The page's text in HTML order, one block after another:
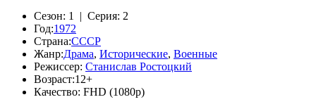
Сезон: 1 | Серия: 2
Год:1972
Страна:СССР
Жанр:Драма, Исторические, Военные
Режиссер: Станислав Ростоцкий
Возраст:12+
Качество: FHD (1080p)